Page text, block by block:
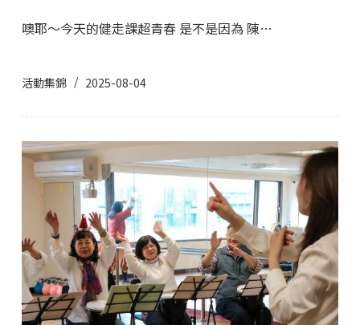
噢耶～今天的健走課超青春 是不是因為 陳…
活動集錦 2025-08-04